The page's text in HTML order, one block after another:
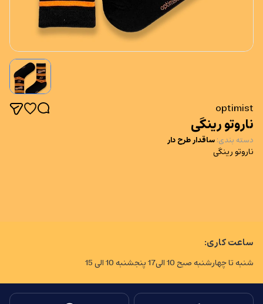
optimist
ناروتو رینگی
دسته بندی: ساقدار طرح دار
ناروتو رینگی
ساعت کاری:
شنبه تا چهارشنبه صبح 10 الی17 پنجشنبه 10 الی 15